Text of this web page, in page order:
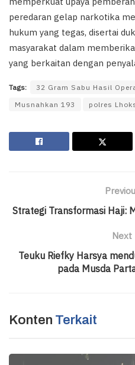
peredaran gelap narkotika
hukum yang tegas, disertai
masyarakat dalam
yang berkaitan dengan
Tags:
32 Gram Sabu Hasil
Musnahkan 193
polres
Strategi Transformasi Haji:
Next
Teuku Riefky Harsya
pada Musda
Konten Terkait